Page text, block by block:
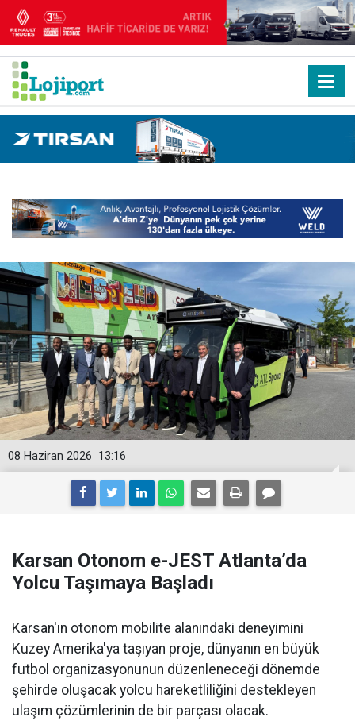
13:16
08 Haziran 2026
Karsan Otonom e-JEST Atlanta’da
Yolcu Taşımaya Başladı
Karsan'ın otonom mobilite alanındaki deneyimini
Kuzey Amerika'ya taşıyan proje, dünyanın en büyük
futbol organizasyonunun düzenleneceği dönemde
şehirde oluşacak yolcu hareketliliğini destekleyen
ulaşım çözümlerinin de bir parçası olacak.